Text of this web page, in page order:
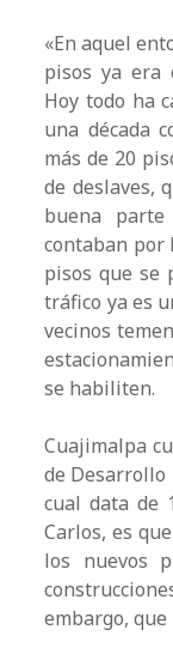
«En aquel
pisos ya era
Hoy todo ha
una década
más de 20
de deslaves,
buena
contaban por
pisos que se
tráfico ya es
vecinos
se habiliten.
Cuajimalpa
de Desarrollo
cual data de
Carlos, es
los nuevos
embargo,